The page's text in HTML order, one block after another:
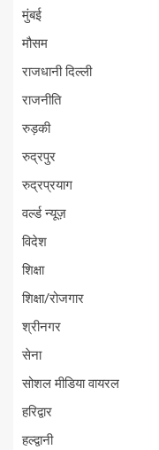
मुंबई
मौसम
राजधानी दिल्ली
राजनीति
रुड़की
रुद्रपुर
रुद्रप्रयाग
वर्ल्ड न्यूज़
विदेश
शिक्षा
शिक्षा/रोजगार
श्रीनगर
सेना
सोशल मीडिया वायरल
हरिद्वार
हल्द्वानी